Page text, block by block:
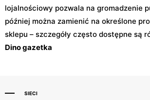
lojalnościowy pozwala na gromadzenie
później można zamienić na określone
sklepu – szczegóły często dostępne są
Dino gazetka
SIECI